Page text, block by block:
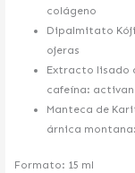
colágeno
Dipalmitato
ojeras
Extracto lisado
cafeína:
Manteca de
árnica
Formato: 15 ml